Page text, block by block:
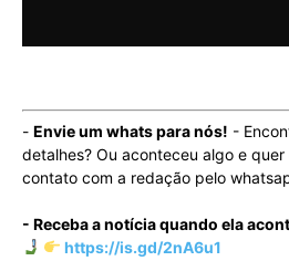
- Envie um whats para nós! -
detalhes? Ou aconteceu algo e
contato com a redação pelo
- Receba a notícia quando ela
https://is.gd/2nA6u1